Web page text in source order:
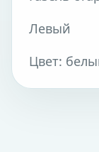
Левый
Цвет: